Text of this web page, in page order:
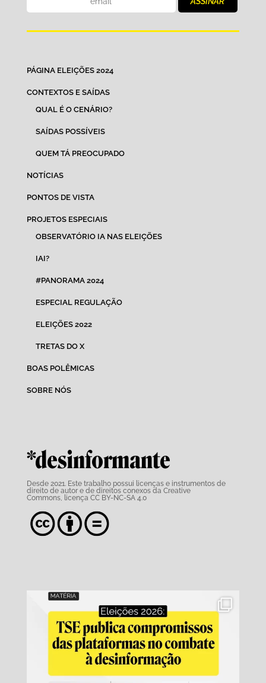
PÁGINA ELEIÇÕES 2024
CONTEXTOS E SAÍDAS
QUAL É O CENÁRIO?
SAÍDAS POSSÍVEIS
QUEM TÁ PREOCUPADO
NOTÍCIAS
PONTOS DE VISTA
PROJETOS ESPECIAIS
OBSERVATÓRIO IA NAS ELEIÇÕES
IAI?
#PANORAMA 2024
ESPECIAL REGULAÇÃO
ELEIÇÕES 2022
TRETAS DO X
BOAS POLÊMICAS
SOBRE NÓS
*desinformante
Desde 2021. Este trabalho possui licenças e instrumentos de
direito de autor e de direitos conexos da Creative
Commons, licença CC BY-NC-SA 4.0